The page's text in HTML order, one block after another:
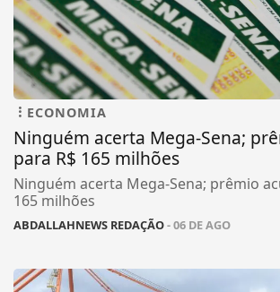
ECONOMIA
Ninguém acerta Mega-Sena;
para R$ 165 milhões
Ninguém acerta Mega-Sena; prêmio
165 milhões
ABDALLAHNEWS REDAÇÃO- 06 DE AGO